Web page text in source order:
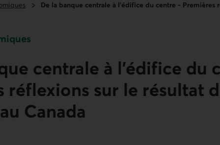
De la banque centrale à l’édifice du centre - Premières
centrale à l’édifice du
réflexions sur le résultat
Canada